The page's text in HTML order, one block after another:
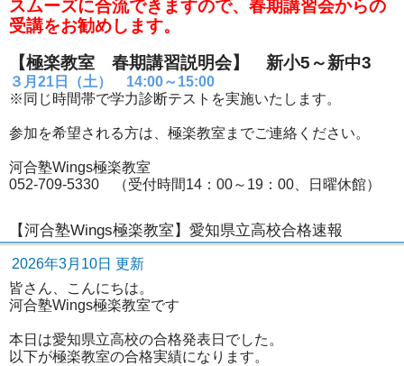
スムーズに合流できますので、春期講習会からの
受講をお勧めします。
【極楽教室 春期講習説明会】 新小5～新中3
３月21日（土） 14:00～15:00
※同じ時間帯で学力診断テストを実施いたします。
参加を希望される方は、極楽教室までご連絡ください。
河合塾Wings極楽教室
052-709-5330 （受付時間14：00～19：00、日曜休館）
【河合塾Wings極楽教室】愛知県立高校合格速報
2026年3月10日 更新
皆さん、こんにちは。
河合塾Wings極楽教室です
本日は愛知県立高校の合格発表日でした。
以下が極楽教室の合格実績になります。